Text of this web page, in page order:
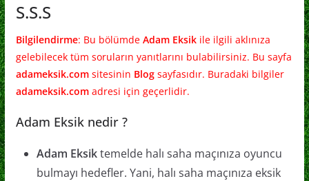
S.S.S
Bilgilendirme: Bu bölümde Adam Eksikile ilgili aklınıza
gelebilecek tüm soruların yanıtlarını bulabilirsiniz. Bu sayfa
adameksik.comsitesinin Blogsayfasıdır. Buradaki bilgiler
adameksik.comadresi için geçerlidir.
Adam Eksik nedir ?
Adam Eksiktemelde halı saha maçınıza oyuncu
bulmayı hedefler. Yani, halı saha maçınıza eksik